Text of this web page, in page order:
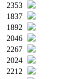
2353
1837
1892
2046
2267
2024
2212